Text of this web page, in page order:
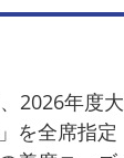
2026年度大
を全席指定